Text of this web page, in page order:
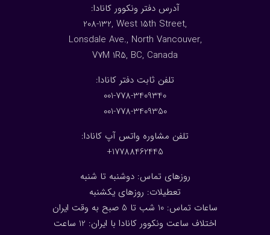
:آدرس دفتر ونکوور کانادا
208-132, West 15th Street,
Lonsdale Ave., North Vancouver,
V7M 1R5, BC, Canada
:تلفن ثابت دفتر کانادا
001-778-3409340
001-778-3409350
تلفن مشاوره واتس آپ کانادا:
17788462445+
روزهای تماس: دوشنبه تا شنبه
تعطیلات: روزهای یکشنبه
ساعات تماس: 10 شب تا 5 صبح به وقت ایران
اختلاف ساعت ونکوور کانادا با ایران: 1 2 ساعت